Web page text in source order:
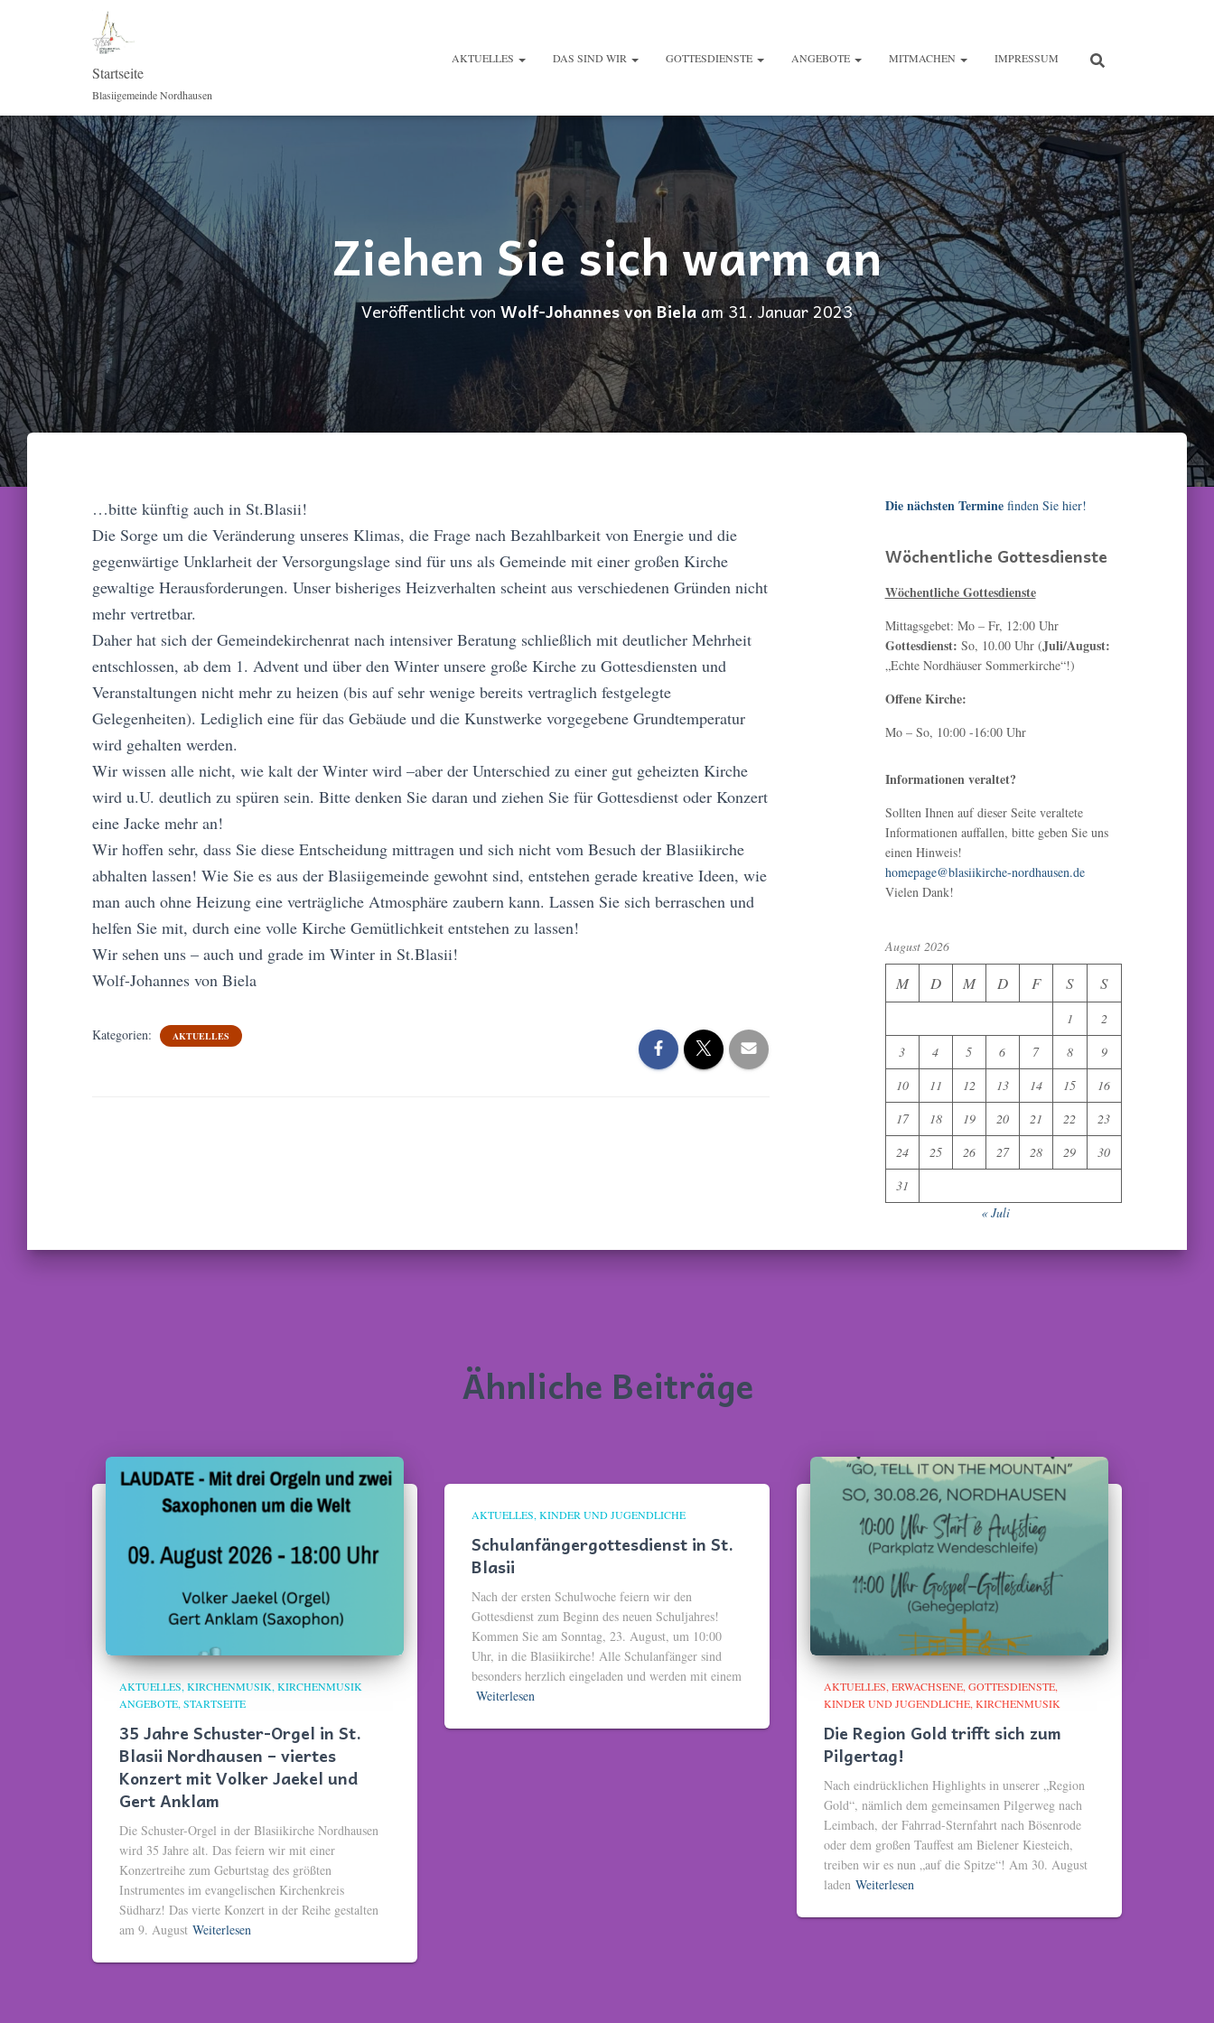
Startseite
Blasiigemeinde Nordhausen
AKTUELLES DAS SIND WIR GOTTESDIENSTE ANGEBOTE MITMACHEN IMPRESSUM
Ziehen Sie sich warm an
Veröffentlicht von Wolf-Johannes von Bielaam31. Januar 2023
…bitte künftig auch in St.Blasii!
Die Sorge um die Veränderung unseres Klimas, die Frage nach Bezahlbarkeit von Energie und die
gegenwärtige Unklarheit der Versorgungslage sind für uns als Gemeinde mit einer großen Kirche
gewaltige Herausforderungen. Unser bisheriges Heizverhalten scheint aus verschiedenen Gründen nicht
mehr vertretbar.
Daher hat sich der Gemeindekirchenrat nach intensiver Beratung schließlich mit deutlicher Mehrheit
entschlossen, ab dem 1. Advent und über den Winter unsere große Kirche zu Gottesdiensten und
Veranstaltungen nicht mehr zu heizen (bis auf sehr wenige bereits vertraglich festgelegte
Gelegenheiten). Lediglich eine für das Gebäude und die Kunstwerke vorgegebene Grundtemperatur
wird gehalten werden.
Wir wissen alle nicht, wie kalt der Winter wird –aber der Unterschied zu einer gut geheizten Kirche
wird u.U. deutlich zu spüren sein. Bitte denken Sie daran und ziehen Sie für Gottesdienst oder Konzert
eine Jacke mehr an!
Wir hoffen sehr, dass Sie diese Entscheidung mittragen und sich nicht vom Besuch der Blasiikirche
abhalten lassen! Wie Sie es aus der Blasiigemeinde gewohnt sind, entstehen gerade kreative Ideen, wie
man auch ohne Heizung eine verträgliche Atmosphäre zaubern kann. Lassen Sie sich berraschen und
helfen Sie mit, durch eine volle Kirche Gemütlichkeit entstehen zu lassen!
Wir sehen uns – auch und grade im Winter in St.Blasii!
Wolf-Johannes von Biela
Kategorien: AKTUELLES
Die nächsten Terminefinden Sie hier!
Wöchentliche Gottesdienste
Wöchentliche Gottesdienste
Mittagsgebet: Mo – Fr, 12:00 Uhr
Gottesdienst: So, 10.00 Uhr (Juli/August:
„Echte Nordhäuser Sommerkirche“!)
Offene Kirche:
Mo – So, 10:00 -16:00 Uhr
Informationen veraltet?
Sollten Ihnen auf dieser Seite veraltete
Informationen auffallen, bitte geben Sie uns
einen Hinweis!
homepage@blasiikirche-nordhausen.de
Vielen Dank!
August 2026
M D M D F S S
1
2
3
4 5 6 7 8
9
10
11 12 13 14 15
16
17
18 19 20 21 22
23
24
25 26 27 28 29
30
31
« Juli
Ähnliche Beiträge
AKTUELLES KIRCHENMUSIK KIRCHENMUSIK
ANGEBOTE STARTSEITE
35 Jahre Schuster-Orgel in St.
Blasii Nordhausen – viertes
Konzert mit Volker Jaekel und
Gert Anklam
Die Schuster-Orgel in der Blasiikirche Nordhausen
wird 35 Jahre alt. Das feiern wir mit einer
Konzertreihe zum Geburtstag des größten
Instrumentes im evangelischen Kirchenkreis
Südharz! Das vierte Konzert in der Reihe gestalten
am 9. August Weiterlesen
AKTUELLES KINDER UND JUGENDLICHE
Schulanfängergottesdienst in St.
Blasii
Nach der ersten Schulwoche feiern wir den
Gottesdienst zum Beginn des neuen Schuljahres!
Kommen Sie am Sonntag, 23. August, um 10:00
Uhr, in die Blasiikirche! Alle Schulanfänger sind
besonders herzlich eingeladen und werden mit einem
Weiterlesen
AKTUELLES ERWACHSENE GOTTESDIENSTE
KINDER UND JUGENDLICHE KIRCHENMUSIK
Die Region Gold trifft sich zum
Pilgertag!
Nach eindrücklichen Highlights in unserer „Region
Gold“, nämlich dem gemeinsamen Pilgerweg nach
Leimbach, der Fahrrad-Sternfahrt nach Bösenrode
oder dem großen Tauffest am Bielener Kiesteich,
treiben wir es nun „auf die Spitze“! Am 30. August
laden Weiterlesen